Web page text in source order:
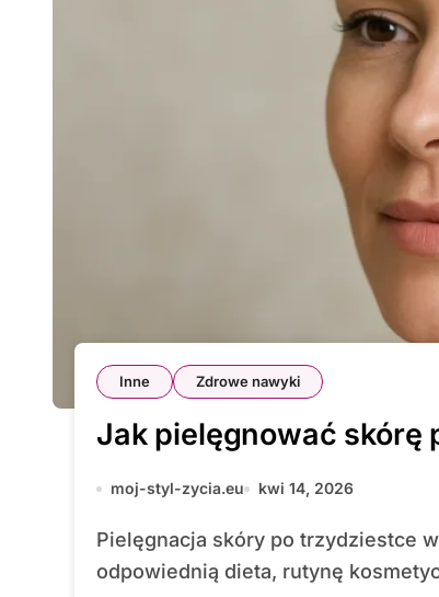
Inne Zdrowe nawyki
Jak pielęgnować skórę
moj-styl-zycia.eu kwi 14, 2026
Pielęgnacja skóry po trzydziestce wymaga świadomego podejścia, łączącego
odpowiednią dieta, rutynę